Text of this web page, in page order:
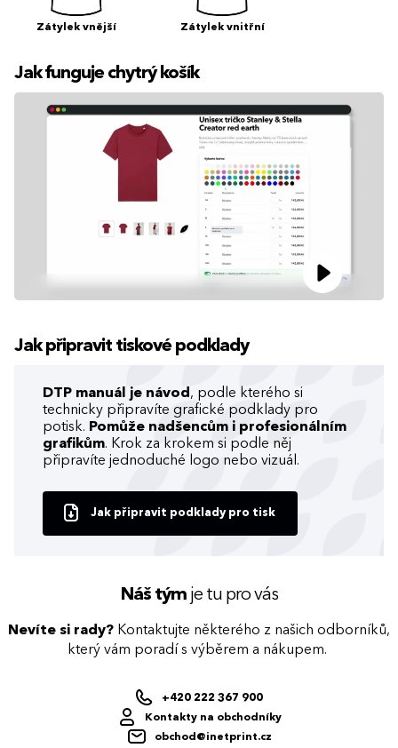
Zátylek vnější Zátylek vnitřní
Jak funguje chytrý košík
Jak připravit tiskové podklady
DTP manuál je návod , podle kterého si
technicky připravíte grafické podklady pro
potisk. Pomůže nadšencům i profesionálním
grafikům. Krok za krokem si podle něj
připravíte jednoduché logo nebo vizuál.
Jak připravit podklady pro tisk
Náš týmje tu pro vás
Nevíte si rady? Kontaktujte některého z našich odborníků,
který vám poradí s výběrem a nákupem.
+420 222 367 900
Kontakty na obchodníky
obchod@inetprint.cz